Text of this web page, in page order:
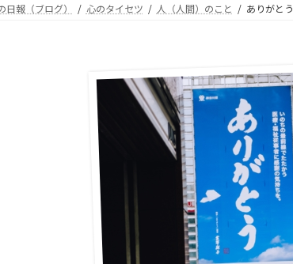
日報（ブログ） 心のタイセツ 人（人間）のこと ありがとう